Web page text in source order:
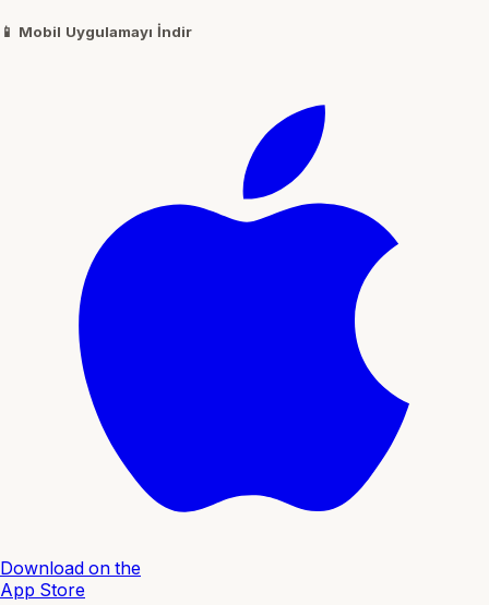
📱 Mobil Uygulamayı İndir
Download on the
App Store